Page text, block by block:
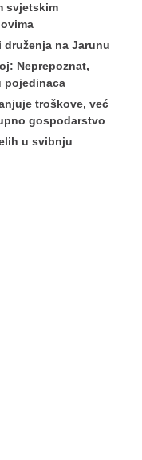
svjetskim
na Jarunu
Neprepoznat,
pojedinaca
troškove, već
gospodarstvo
u svibnju